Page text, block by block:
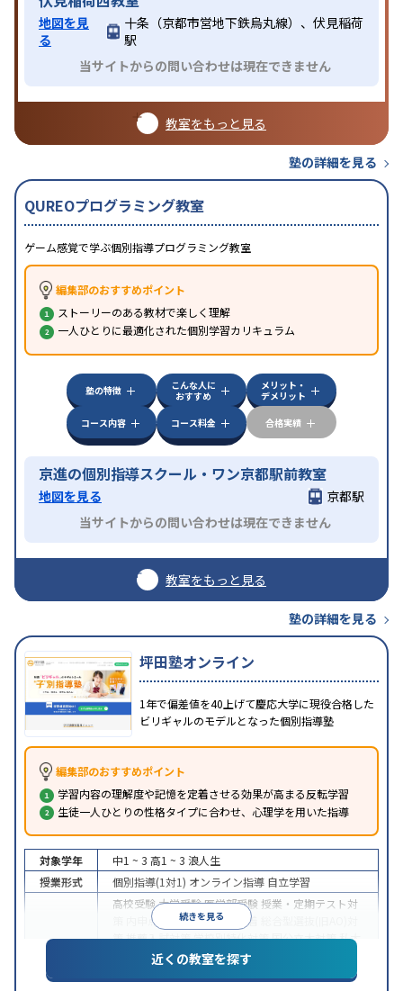
地図を見
る
十条（京都市営地下鉄烏丸線）、伏見稲荷
駅
当サイトからの問い合わせは現在できません
教室をもっと見る
塾の詳細を見る
QUREOプログラミング教室
ゲーム感覚で学ぶ個別指導プログラミング教室
編集部のおすすめポイント
ストーリーのある教材で楽しく理解
一人ひとりに最適化された個別学習カリキュラム
塾の特徴
こんな人に
おすすめ
メリット・
デメリット
コース内容
コース料金 合格実績
京進の個別指導スクール・ワン京都駅前教室
地図を見る
京都駅
当サイトからの問い合わせは現在できません
教室をもっと見る
塾の詳細を見る
坪田塾オンライン
1年で偏差値を40上げて慶応大学に現役合格した
ビリギャルのモデルとなった個別指導塾
編集部のおすすめポイント
学習内容の理解度や記憶を定着させる効果が高まる反転学習
生徒一人ひとりの性格タイプに合わせ、心理学を用いた指導
続きを見る
対象学年 中1 ~ 3 高1 ~ 3 浪人生
授業形式
個別指導(1対1) オンライン指導 自立学習
高校受験大学受験医学部受験 授業・定期テスト対
内申点対策学習習慣の定着
策推薦入試対策学校別特化対策国公立大対策私大
共通テスト対策英検(英語検定)対策
その
近くの教室を探す